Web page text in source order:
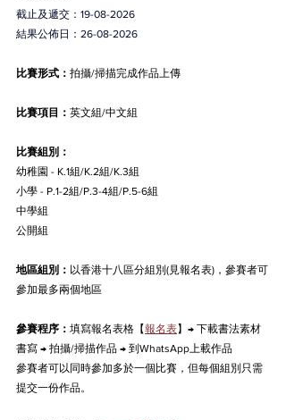
截止及遞交：19-08-2026
結果公佈日：26-08-2026
比賽形式： 拍攝/掃描完成作品上傳
比賽項目： 英文組/中文組
比賽組別：
幼稚園 - K.1組/K.2組/K.3組
小學 - P.1-2組/P.3-4組/P.5-6組
中學組
公開組
地區組別： 以香港十八區分組別(見報名表)， 參賽者可
參加最多兩個地區
參賽程序： 填寫報名表格【報名表】→ 下載書法素材
書寫 → 拍攝/掃描作品 → 到WhatsApp上載作品
參賽者可以同時參加多於一個比賽，但每個組別只需
提交一份作品。